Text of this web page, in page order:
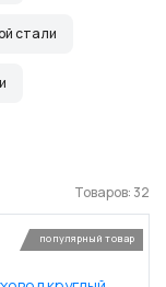
стали
Товаров: 32
популярный товар